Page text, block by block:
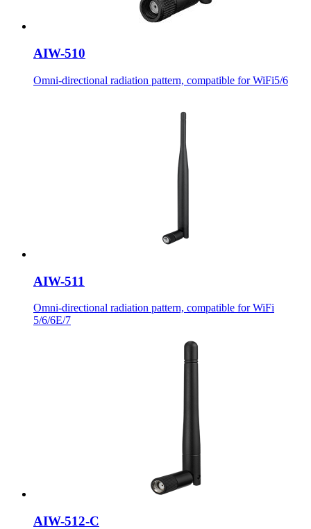
AIW-510
Omni-directional radiation pattern, compatible for WiFi5/6
AIW-511
Omni-directional radiation pattern, compatible for WiFi
5/6/6E/7
AIW-512-C